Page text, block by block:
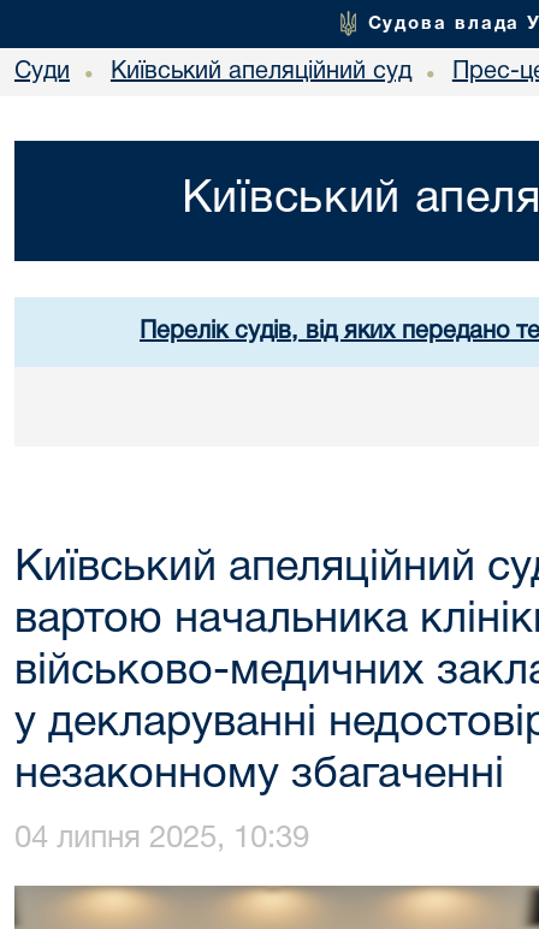
Судова влада
Суди • Київський апеляційний суд • Прес-
Київський
Перелік судів, від яких передано
Київський апеляційний
вартою начальника
військово-медичних
у декларуванні
незаконному збагаченні
04 липня 2025, 10:39